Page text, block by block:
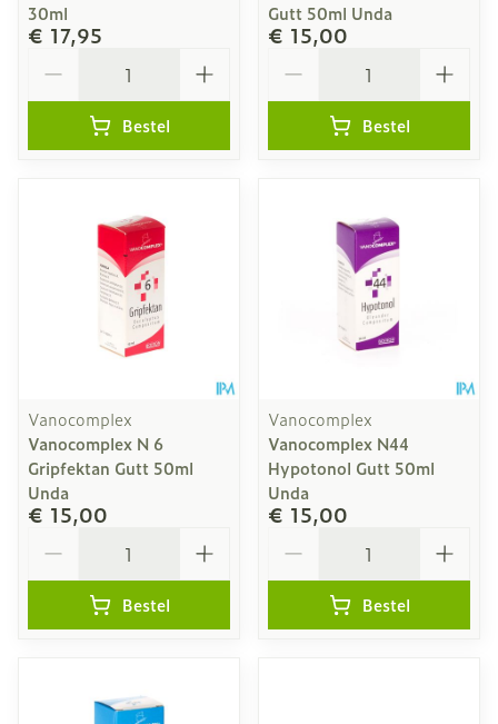
30ml
€ 17,95
Bestel
Gutt 50ml Unda
€ 15,00
Bestel
Vanocomplex
Vanocomplex N 6
Gripfektan Gutt 50ml
Unda
€ 15,00
Bestel
Vanocomplex
Vanocomplex N44
Hypotonol Gutt 50ml
Unda
€ 15,00
Bestel